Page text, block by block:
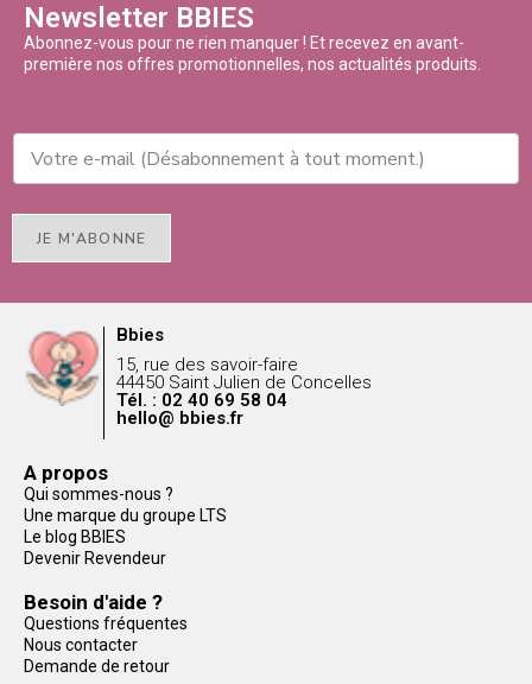
Newsletter BBIES
Abonnez-vous pour ne rien manquer ! Et recevez en avant-
première nos offres promotionnelles, nos actualités produits.
JE M'ABONNE
Bbies
15, rue des savoir-faire
44450 Saint Julien de Concelles
Tél. : 02 40 69 58 04
hello@ bbies.fr
A propos
Qui sommes-nous ?
Une marque du groupe LTS
Le blog BBIES
Devenir Revendeur
Besoin d'aide ?
Questions fréquentes
Nous contacter
Demande de retour